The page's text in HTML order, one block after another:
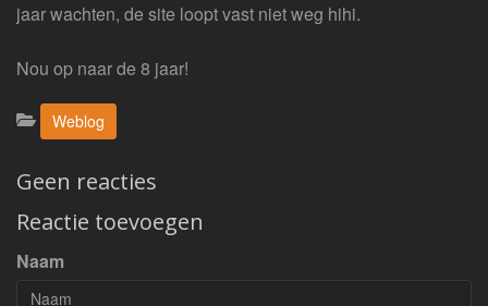
jaar wachten, de site loopt vast niet weg hihi.
Nou op naar de 8 jaar!
Categorieën:
Weblog
Geen reacties
Reactie toevoegen
Naam